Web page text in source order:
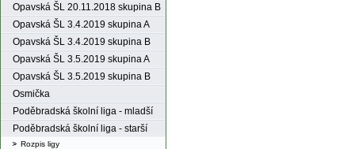
Opavská ŠL 20.11.2018 skupina B
Opavská ŠL 3.4.2019 skupina A
Opavská ŠL 3.4.2019 skupina B
Opavská ŠL 3.5.2019 skupina A
Opavská ŠL 3.5.2019 skupina B
Osmička
Poděbradská školní liga - mladší
Poděbradská školní liga - starší
Rozpis ligy